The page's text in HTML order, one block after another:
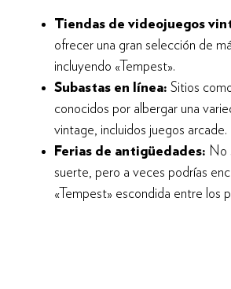
Tiendas de videojuegos
ofrecer una gran selección de
incluyendo «Tempest».
Subastas en línea: Sitios
conocidos por albergar una
vintage, incluidos juegos arcade.
Ferias de antigüedades: No
suerte, pero a veces podrías
«Tempest» escondida entre los